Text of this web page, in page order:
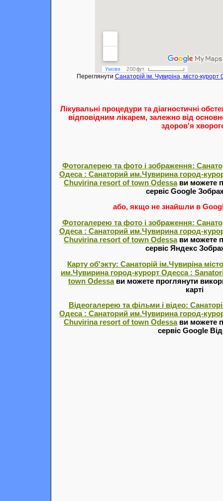
Переглянути Санаторій ім. Чувиріна, місто-курорт
Лікувальні процедури та діагностичні
відповідним лікарем, залежно від
здоров'я
Фотогалерею та фото і зображення:
Одеса : Санаторий им.Чувирина город-
Chuvirina resort of town Odessaви можете
сервіс Google
або, якщо не знайшли в
Фотогалерею та фото і зображення:
Одеса : Санаторий им.Чувирина город-
Chuvirina resort of town Odessaви можете
сервіс Яндекс
Карту об'экту: Санаторій ім.Чувиріна
им.Чувирина город-курорт Одесса :
town Odessaви можете проглянути
карті
Відеогалерею та фільми і відео:
Одеса : Санаторий им.Чувирина город-
Chuvirina resort of town Odessaви можете
сервіс Google